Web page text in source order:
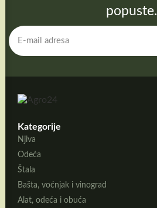
popuste.
Kategorije
Njiva
Odeća
Štala
Bašta, voćnjak i vinograd
Alat, odeća i obuća